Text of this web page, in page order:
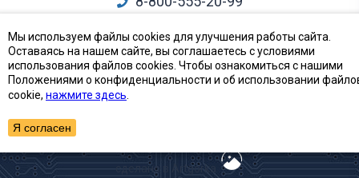
все контакты
Приборы, Радиодетали и Электронные компоненты
сделано в Artgorka
Мы используем файлы cookies для улучшения работы сайта.
Оставаясь на нашем сайте, вы соглашаетесь с условиями
использования файлов cookies. Чтобы ознакомиться с нашими
Положениями о конфиденциальности и об использовании
cookie, нажмите здесь
Я согласен